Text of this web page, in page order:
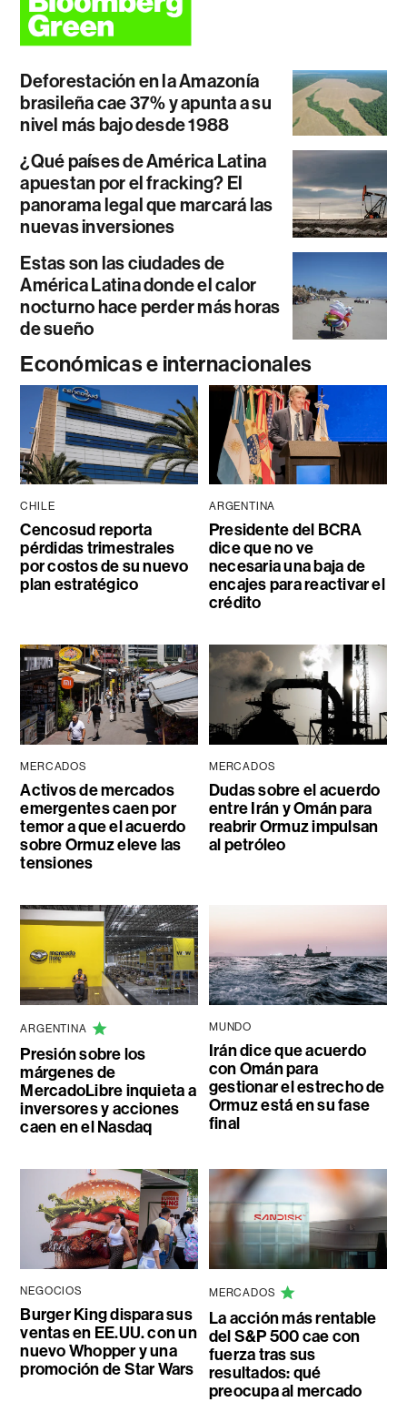
Deforestación en la Amazonía
brasileña cae 37% y apunta a su
nivel más bajo desde 1988
¿Qué países de América Latina
apuestan por el fracking? El
panorama legal que marcará las
nuevas inversiones
Estas son las ciudades de
América Latina donde el calor
nocturno hace perder más horas
de sueño
Económicas e internacionales
CHILE
Cencosud reporta
pérdidas trimestrales
por costos de su nuevo
plan estratégico
ARGENTINA
Presidente del BCRA
dice que no ve
necesaria una baja de
encajes para reactivar el
crédito
MERCADOS
Activos de mercados
emergentes caen por
temor a que el acuerdo
sobre Ormuz eleve las
tensiones
MERCADOS
Dudas sobre el acuerdo
entre Irán y Omán para
reabrir Ormuz impulsan
al petróleo
ARGENTINA
Presión sobre los
márgenes de
MercadoLibre inquieta a
inversores y acciones
caen en el Nasdaq
MUNDO
Irán dice que acuerdo
con Omán para
gestionar el estrecho de
Ormuz está en su fase
final
NEGOCIOS
Burger King dispara sus
ventas en EE.UU. con un
nuevo Whopper y una
promoción de Star Wars
MERCADOS
La acción más rentable
del S&P 500 cae con
fuerza tras sus
resultados: qué
preocupa al mercado